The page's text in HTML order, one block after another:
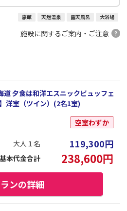
旅館 天然温泉 露天風呂 大浴場
施設に関するご案内・ご注意
夕食は和洋エスニックビュッフェ
洋室（ツイン）(2名1室)
空室わずか
大人１名 119,300円
基本代金合計 238,600円
ンの詳細